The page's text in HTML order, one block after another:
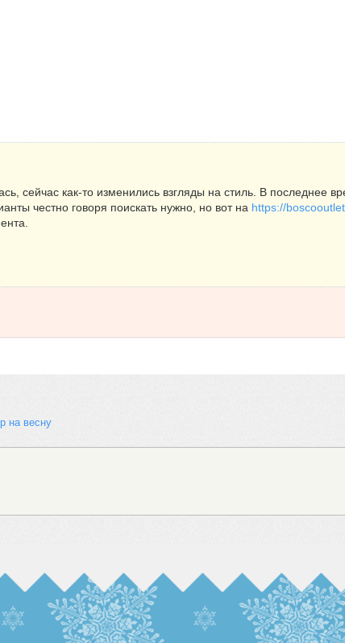
сейчас как-то изменились взгляды на стиль. В
честно говоря поискать нужно, но вот на https://
на весну